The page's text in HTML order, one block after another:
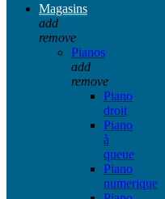
Magasins
add
remove
Pianos
add
remove
Piano
droit
Piano
à
queue
Piano
numerique